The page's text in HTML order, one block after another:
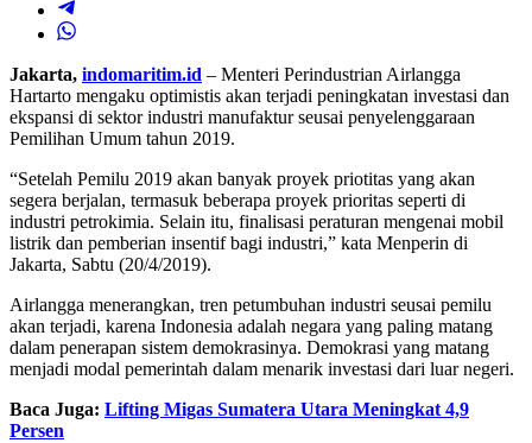
Jakarta, indomaritim.id – Menteri Perindustrian Airlangga
Hartarto mengaku optimistis akan terjadi peningkatan investasi dan
ekspansi di sektor industri manufaktur seusai penyelenggaraan
Pemilihan Umum tahun 2019.
“Setelah Pemilu 2019 akan banyak proyek priotitas yang akan
segera berjalan, termasuk beberapa proyek prioritas seperti di
industri petrokimia. Selain itu, finalisasi peraturan mengenai mobil
listrik dan pemberian insentif bagi industri,” kata Menperin di
Jakarta, Sabtu (20/4/2019).
Airlangga menerangkan, tren petumbuhan industri seusai pemilu
akan terjadi, karena Indonesia adalah negara yang paling matang
dalam penerapan sistem demokrasinya. Demokrasi yang matang
menjadi modal pemerintah dalam menarik investasi dari luar negeri.
Baca Juga: Lifting Migas Sumatera Utara Meningkat 4,9
Persen